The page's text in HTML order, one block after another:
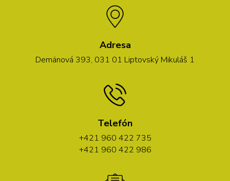
Adresa
Demänová 393, 031 01 Liptovský Mikuláš 1
Telefón
+421 960 422 735
+421 960 422 986